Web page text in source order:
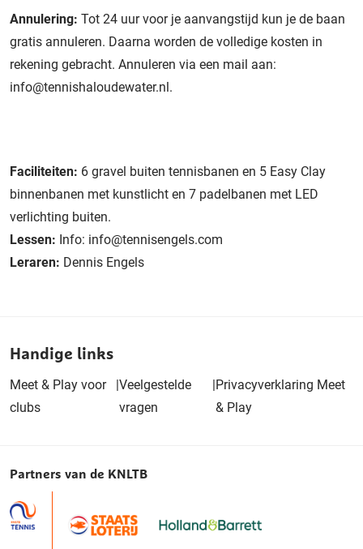
Annulering: Tot 24 uur voor je aanvangstijd kun je de baan
gratis annuleren. Daarna worden de volledige kosten in
rekening gebracht. Annuleren via een mail aan:
info@tennishaloudewater.nl.
Faciliteiten: 6 gravel buiten tennisbanen en 5 Easy Clay
binnenbanen met kunstlicht en 7 padelbanen met LED
verlichting buiten.
Lessen: Info: info@tennisengels.com
Leraren: Dennis Engels
Handige links
Meet & Play voor
clubs
|Veelgestelde
vragen
|Privacyverklaring Meet
& Play
Partners van de KNLTB